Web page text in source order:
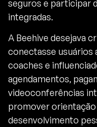
seguros e participar
integradas.
A Beehive desejava
conectasse usuários
coaches e
agendamentos,
videoconferências
promover
desenvolvimento